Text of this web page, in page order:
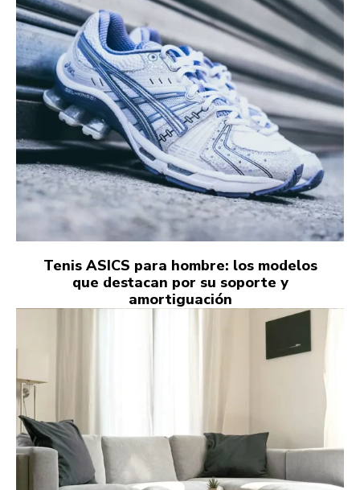
Tenis ASICS para hombre: los modelos
que destacan por su soporte y
amortiguación